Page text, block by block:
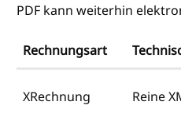
PDF kann weiterhin
Rechnungsart
XRechnung Reine